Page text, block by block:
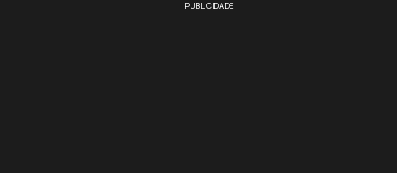
PUBLICIDADE